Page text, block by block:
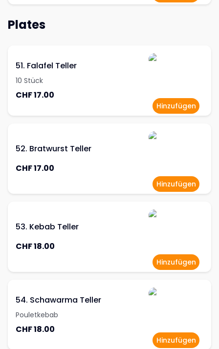
Plates
51. Falafel Teller
10 Stück
CHF 17.00
Hinzufügen
52. Bratwurst Teller
CHF 17.00
Hinzufügen
53. Kebab Teller
CHF 18.00
Hinzufügen
54. Schawarma Teller
Pouletkebab
CHF 18.00
Hinzufügen